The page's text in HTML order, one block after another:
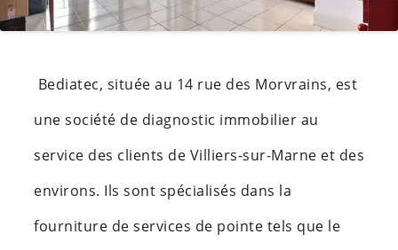
Bediatec, située au 14 rue des Morvrains, est
une société de diagnostic immobilier au
service des clients de Villiers-sur-Marne et des
environs. Ils sont spécialisés dans la
fourniture de services de pointe tels que le